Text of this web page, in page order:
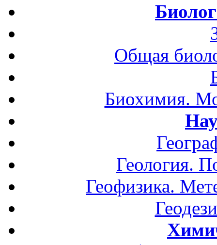
Общая
Биохимия.
Геология.
Геофизика.